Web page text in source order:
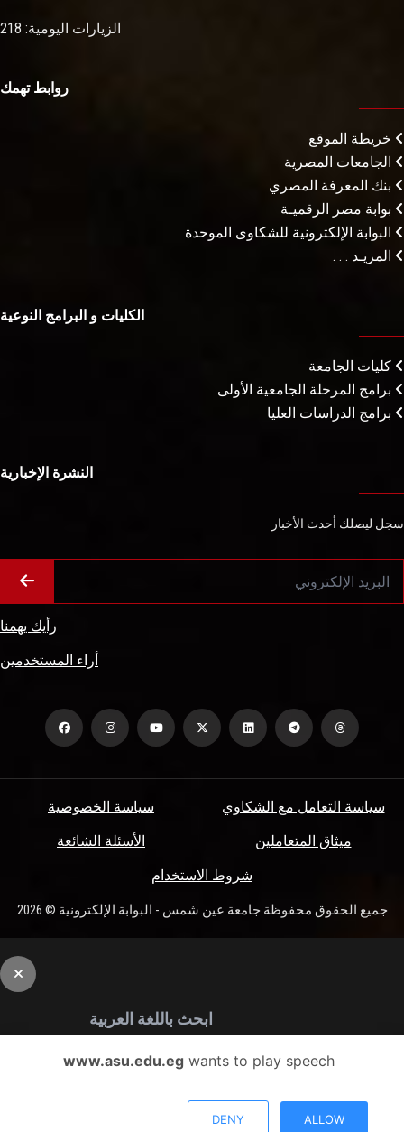
الزيارات اليومية: 218
روابط تهمك
خريطة الموقع
الجامعات المصرية
بنك المعرفة المصري
بوابة مصر الرقميـة
البوابة الإلكترونية للشكاوى الموحدة
المزيـد . . .
الكليات و البرامج النوعية
كليات الجامعة
برامج المرحلة الجامعية الأولى
برامج الدراسات العليا
النشرة الإخبارية
سجل ليصلك أحدث الأخبار
رأيك يهمنا
أراء المستخدمين
سياسة الخصوصية
سياسة التعامل مع الشكاوي
الأسئلة الشائعة
ميثاق المتعاملين
شروط الاستخدام
جميع الحقوق محفوظة جامعة عين شمس - البوابة الإلكترونية © 2026
أو يمكنك استخدام البحث المتقدم
www.asu.edu.egwants to play speech
DENY ALLOW